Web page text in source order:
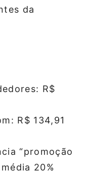
da
R$
R$ 134,91
“promoção
20%